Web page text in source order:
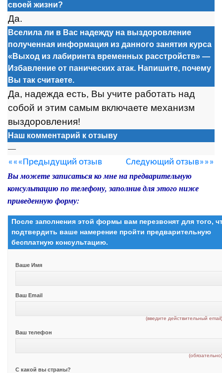
своей жизни?
Да.
Вселила ли в Вас надежду на выздоровление
полученная информация из данного занятия курса
«Выход из лабиринта временных расстройств» —
Избавление от панических атак. Напишите, почему
Вы так считаете.
Да, надежда есть, Вы учите работать над
собой и этим самым включаете механизм
выздоровления!
Наш комментарий к отзыву
—
«««Предыдущий отзыв Следующий отзыв»»»
Вы можете записаться ко мне на предварительную
консультацию по телефону, заполнив для этого ниже
приведенную форму:
После заполнения этой формы вам перезвонят для того,
подтвердить ваше намерение пройти предварительную
бесплатную консультацию.
Ваше Имя
Ваш Email
(введите действительный
Ваш телефон
С какой вы страны?